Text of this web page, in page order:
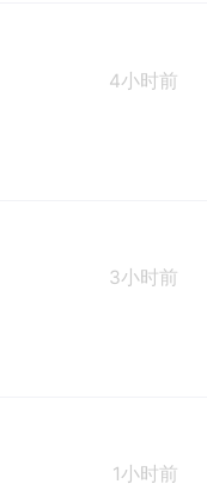
4小时前
3小时前
1小时前